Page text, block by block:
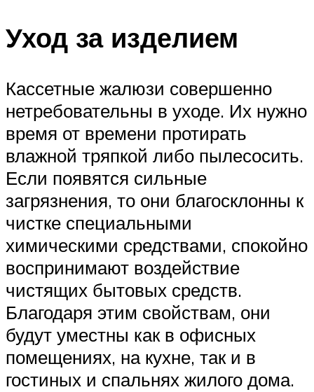
Уход за изделием
Кассетные жалюзи совершенно
нетребовательны в уходе. Их нужно
время от времени протирать
влажной тряпкой либо пылесосить.
Если появятся сильные
загрязнения, то они благосклонны к
чистке специальными
химическими средствами, спокойно
воспринимают воздействие
чистящих бытовых средств.
Благодаря этим свойствам, они
будут уместны как в офисных
помещениях, на кухне, так и в
гостиных и спальнях жилого дома.